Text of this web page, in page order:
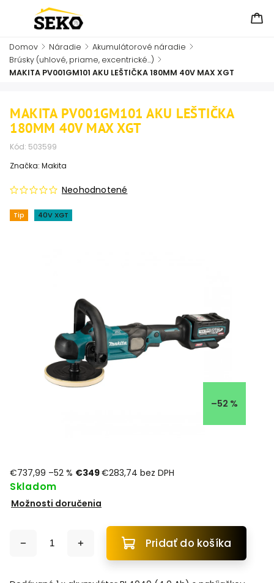
Domov / Náradie / Akumulátorové náradie /
Brúsky (uhlové, priame, excentrické...) /
MAKITA PV001GM101 AKU LEŠTIČKA 180MM 40V MAX XGT
MAKITA PV001GM101 AKU LEŠTIČKA
180MM 40V MAX XGT
Kód: 503599
Tip 40V XGT
Neohodnotené
Značka: Makita
–52 %
€737,99 –52 % €349€283,74 bez DPH
Skladom
Možnosti doručenia
Pridať do košíka